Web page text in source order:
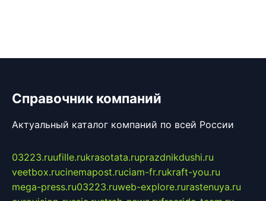
Справочник компаний
Актуальный каталог компаний по всей России
03223.ruufille.rukrasotata.ruprazdnikdushi.ru
veetbox.rucinemapost.ruciam-fr.rukraft-you.ru
mega-press.ru03223.ruweb-explore.rurastenuya.ru